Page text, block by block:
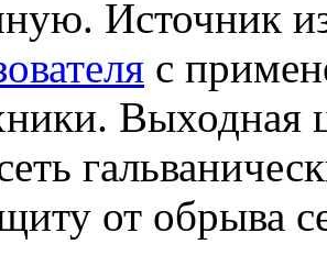
Источник
с
Выходная
от обрыва